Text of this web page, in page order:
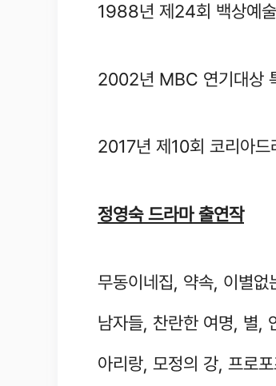
1988년 제24회 백상예
2002년 MBC 연기대상
2017년 제10회 코리아드
정영숙 드라마 출연작
무동이네집, 약속, 이별
남자들, 찬란한 여명, 별,
아리랑, 모정의 강, 프로